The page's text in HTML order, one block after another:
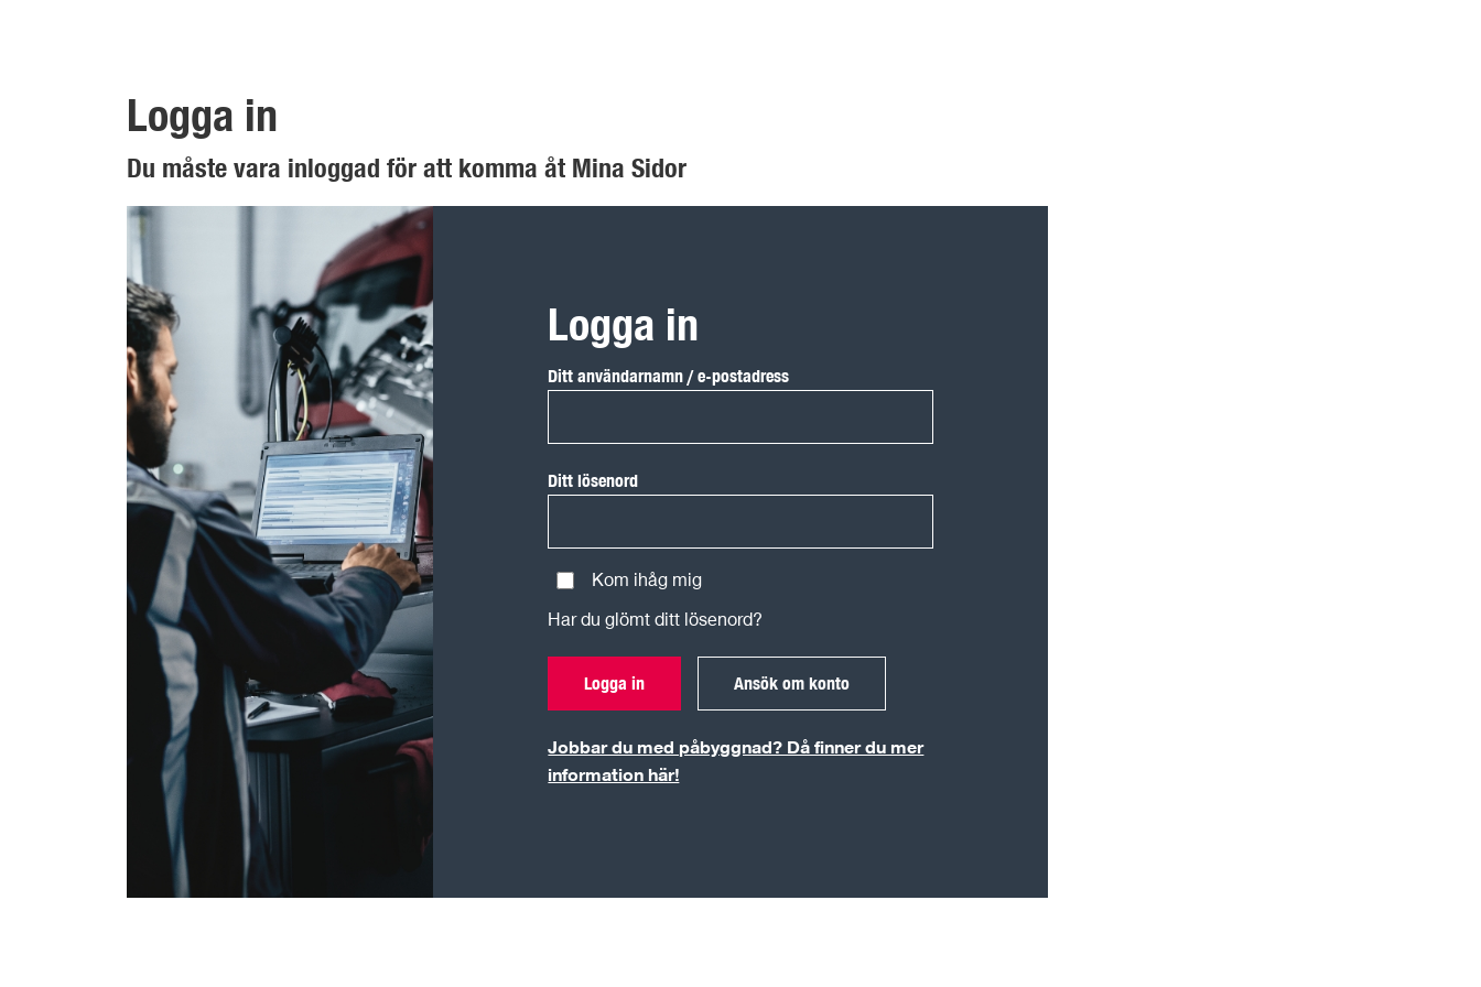
Logga in
Du måste vara inloggad för att komma åt Mina Sidor
Logga in
Ditt användarnamn / e-postadress
Ditt lösenord
Kom ihåg mig
Har du glömt ditt lösenord?
Logga in Ansök om konto
Jobbar du med påbyggnad? Då finner du mer
information här!